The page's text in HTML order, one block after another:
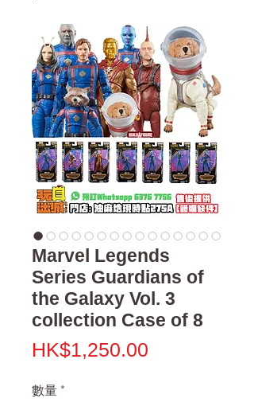
Marvel Legends
Series Guardians of
the Galaxy Vol. 3
collection Case of 8
HK$1,250.00
數量 *